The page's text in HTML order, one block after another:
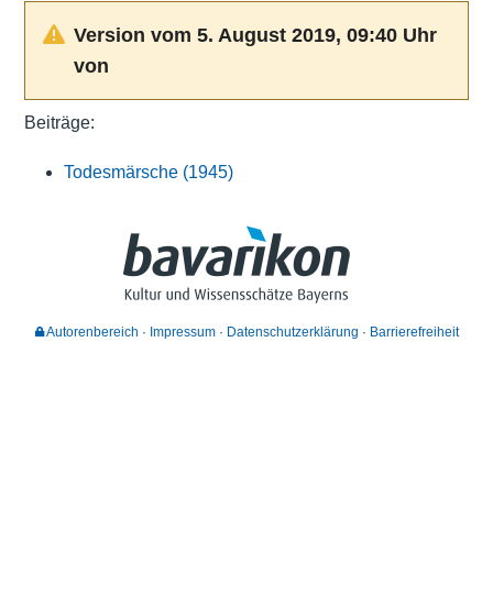
Version vom 5. August 2019, 09:40 Uhr
von
Beiträge:
Todesmärsche (1945)
Autorenbereich Impressum Datenschutzerklärung Barrierefreiheit